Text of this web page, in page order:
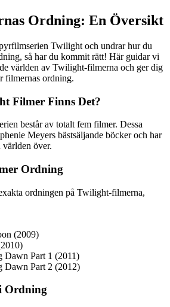
Ordning: En Översikt
Twilight och undrar hur du
så har du kommit rätt! Här guidar vi
världen av Twilight-filmerna och ger dig
filmernas ordning.
Filmer Finns Det?
består av totalt fem filmer. Dessa
Meyers bästsäljande böcker och har
världen över.
Ordning
ordningen på Twilight-filmerna,
(2009)
Part 1 (2011)
Dawn Part 2 (2012)
Ordning